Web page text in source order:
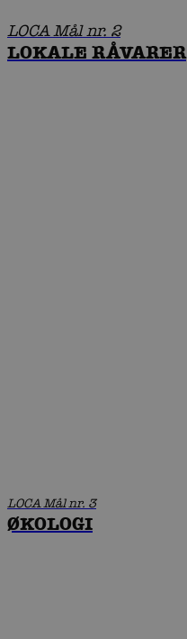
LOCA Mål nr. 2
LOKALE RÅVARER
LOCA Mål nr. 3
ØKOLOGI